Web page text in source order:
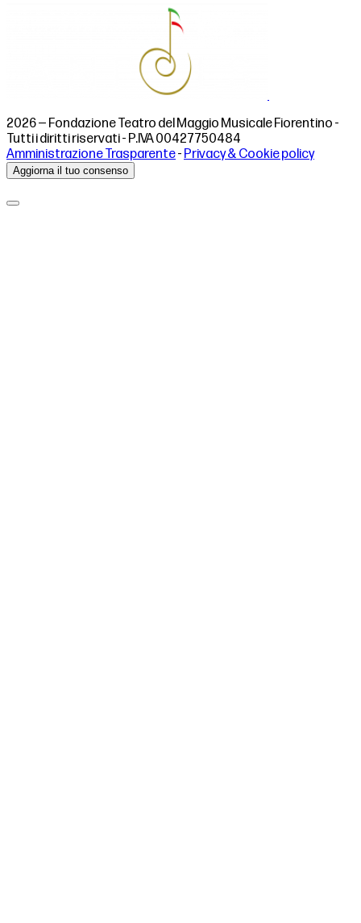
2026 — Fondazione Teatro del Maggio Musicale Fiorentino -
Tutti i diritti riservati - P.IVA 00427750484
Amministrazione Trasparente- Privacy & Cookie policy
Aggiorna il tuo consenso